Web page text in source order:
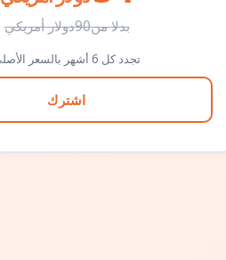
بدلا من90دولار أمريكي
تجدد كل 6 أشهر بالسعر الأصلي
اشترك